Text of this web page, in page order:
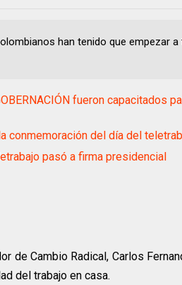
han tenido que empezar a
fueron capacitados
conmemoración del día del
pasó a firma presidencial
de Cambio Radical, Carlos
del trabajo en casa.